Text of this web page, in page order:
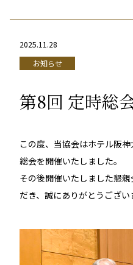
2025.11.28
お知らせ
第8回 定時総
この度、当協会はホテル阪
総会を開催いたしました。
その後開催いたしました懇
だき、誠にありがとうござい